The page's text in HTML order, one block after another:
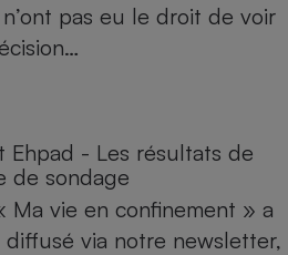
pas eu le droit de voir
Ehpad - Les résultats de
de sondage
Ma vie en confinement » a
via notre newsletter,